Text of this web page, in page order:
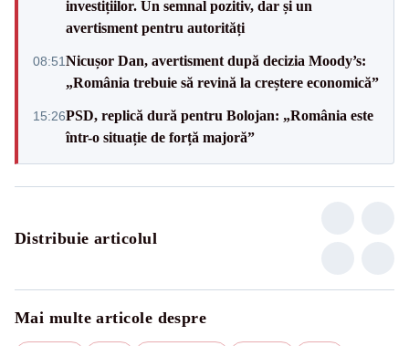
investițiilor. Un semnal pozitiv, dar și un
avertisment pentru autorități
08:51Nicușor Dan, avertisment după decizia Moody’s:
„România trebuie să revină la creștere economică”
15:26PSD, replică dură pentru Bolojan: „România este
într-o situație de forță majoră”
Distribuie articolul
Mai multe articole despre